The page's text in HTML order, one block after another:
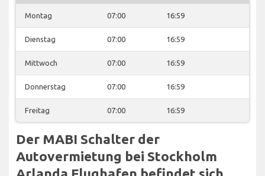
Montag 07:00 16:59
Dienstag 07:00 16:59
Mittwoch 07:00 16:59
Donnerstag 07:00 16:59
Freitag 07:00 16:59
Der MABI Schalter der
Autovermietung bei Stockholm